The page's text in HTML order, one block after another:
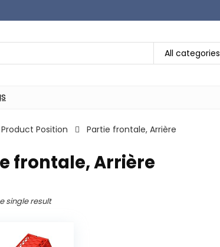
All categories
Product Position ‎Partie frontale, Arrière
frontale, Arrière
single result